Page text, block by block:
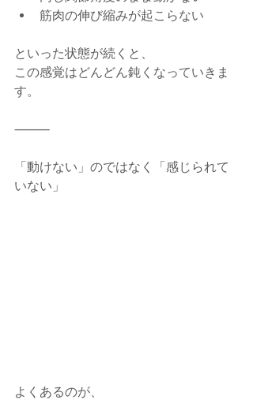
筋肉の伸び縮みが起こらない
といった状態が続くと、
この感覚はどんどん鈍くなっていきま
す。
⸻
「動けない」のではなく「感じられて
いない」
よくあるのが、